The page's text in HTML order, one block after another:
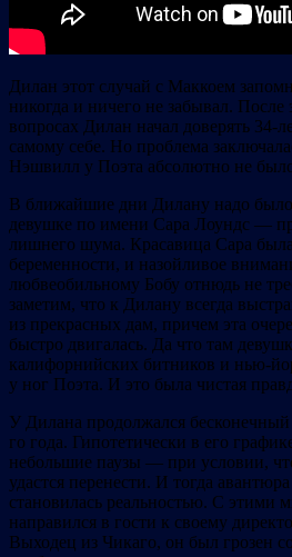
Дилан этот случай с Маккоем
никогда и ничего не забывал. После
вопросах Дилан начал доверять 34-
самому себе. Но проблема
Нэшвилл у Поэта абсолютно не
В ближайшие дни Дилану надо было
девушке по имени Сара Лоундс —
лишнего шума. Красавица Сара
беременности, и назойливое
любвеобильному Бобу отнюдь не
заметим, что к Дилану всегда
из прекрасных дам, причем эта
быстро двигалась. Да что там
калифорнийских битников и нью-
у ног Поэта. И это была чистая
У Дилана продолжался
го года. Гипотетически в его
небольшие паузы — при условии,
удастся перенести. И тогда
становилась реальностью. С этими
направился в гости к своему
Выходец из Чикаго, он был грозен